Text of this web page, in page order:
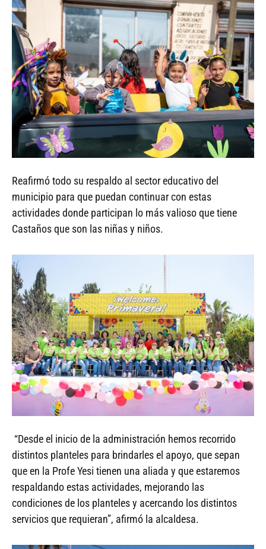
Reafirmó todo su respaldo al sector educativo del
municipio para que puedan continuar con estas
actividades donde participan lo más valioso que tiene
Castaños que son las niñas y niños.
“Desde el inicio de la administración hemos recorrido
distintos planteles para brindarles el apoyo, que sepan
que en la Profe Yesi tienen una aliada y que estaremos
respaldando estas actividades, mejorando las
condiciones de los planteles y acercando los distintos
servicios que requieran”, afirmó la alcaldesa.